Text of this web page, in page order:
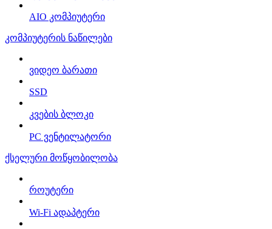
AIO კომპიუტერი
კომპიუტერის ნაწილები
ვიდეო ბარათი
SSD
კვების ბლოკი
PC ვენტილატორი
ქსელური მოწყობილობა
როუტერი
Wi-Fi ადაპტერი